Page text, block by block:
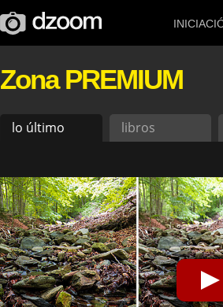
Zona PREMIUM
lo último libros